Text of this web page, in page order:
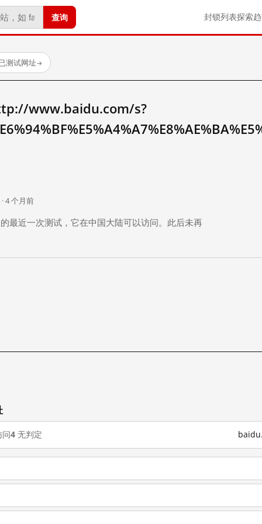
查询 封锁列表探索
测试网址→
www.baidu.com/s?
4 个月前
最近一次测试，它在中国大陆可以访问。此后未再
问4 无判定